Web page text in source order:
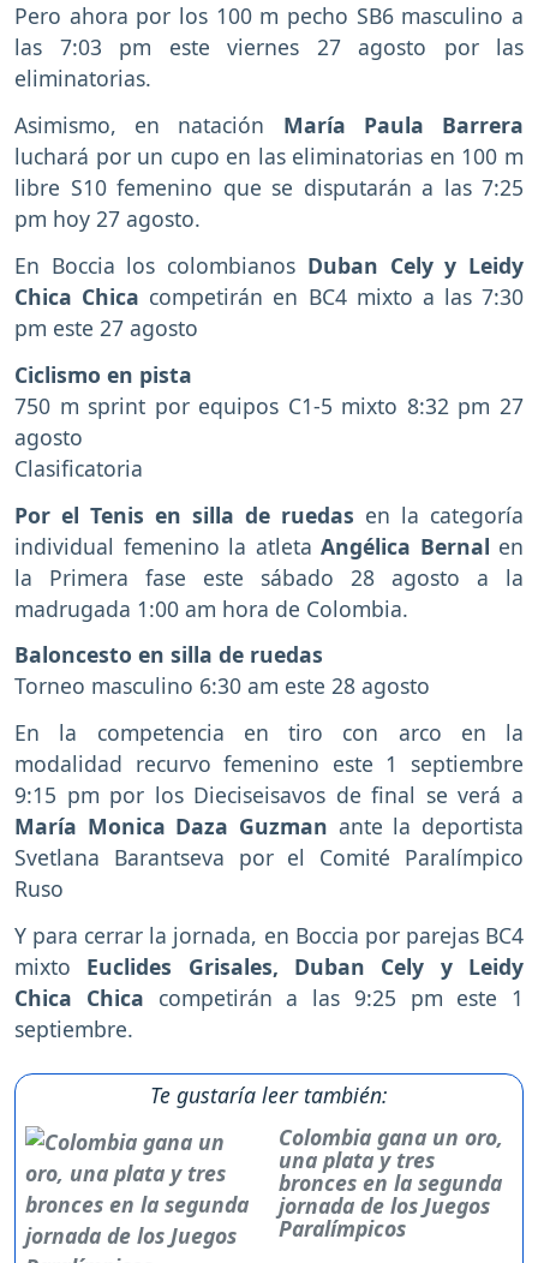
Pero ahora por los 100 m pecho SB6 masculino a
las 7:03 pm este viernes 27 agosto por las
eliminatorias.
Asimismo, en natación María Paula Barrera
luchará por un cupo en las eliminatorias en 100 m
libre S10 femenino que se disputarán a las 7:25
pm hoy 27 agosto.
En Boccia los colombianos Duban Cely y Leidy
Chica Chica competirán en BC4 mixto a las 7:30
pm este 27 agosto
Ciclismo en pista
750 m sprint por equipos C1-5 mixto 8:32 pm 27
agosto
Clasificatoria
Por el Tenis en silla de ruedas en la categoría
individual femenino la atleta Angélica Bernal en
la Primera fase este sábado 28 agosto a la
madrugada 1:00 am hora de Colombia.
Baloncesto en silla de ruedas
Torneo masculino 6:30 am este 28 agosto
En la competencia en tiro con arco en la
modalidad recurvo femenino este 1 septiembre
9:15 pm por los Dieciseisavos de final se verá a
María Monica Daza Guzman ante la deportista
Svetlana Barantseva por el Comité Paralímpico
Ruso
Y para cerrar la jornada, en Boccia por parejas BC4
mixto Euclides Grisales, Duban Cely y Leidy
Chica Chica competirán a las 9:25 pm este 1
septiembre.
Te gustaría leer también:
Colombia gana un oro,
una plata y tres
bronces en la segunda
jornada de los Juegos
Paralímpicos